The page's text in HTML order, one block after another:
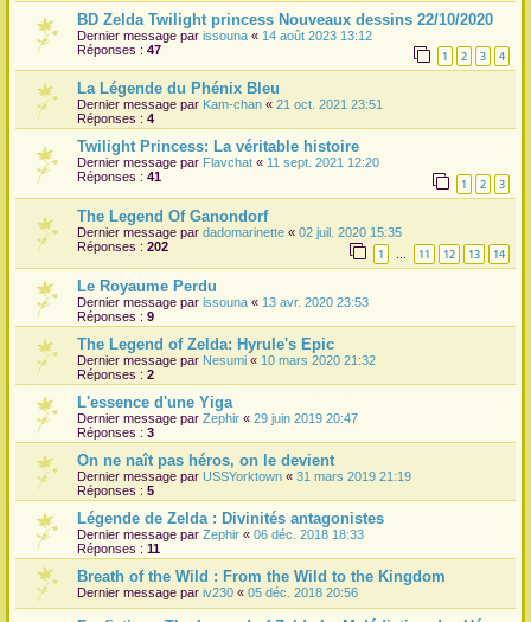
BD Zelda Twilight princess Nouveaux dessins 22/10/2020
Dernier message par issouna « 14 août 2023 13:12
Réponses : 47 1 2 3 4
La Légende du Phénix Bleu
Dernier message par Kam-chan « 21 oct. 2021 23:51
Réponses : 4
Twilight Princess: La véritable histoire
Dernier message par Flavchat « 11 sept. 2021 12:20
Réponses : 41 1 2 3
The Legend Of Ganondorf
Dernier message par dadomarinette « 02 juil. 2020 15:35
Réponses : 202 1 … 11 12 13 14
Le Royaume Perdu
Dernier message par issouna « 13 avr. 2020 23:53
Réponses : 9
The Legend of Zelda: Hyrule's Epic
Dernier message par Nesumi « 10 mars 2020 21:32
Réponses : 2
L'essence d'une Yiga
Dernier message par Zephir « 29 juin 2019 20:47
Réponses : 3
On ne naît pas héros, on le devient
Dernier message par USSYorktown « 31 mars 2019 21:19
Réponses : 5
Légende de Zelda : Divinités antagonistes
Dernier message par Zephir « 06 déc. 2018 18:33
Réponses : 11
Breath of the Wild : From the Wild to the Kingdom
Dernier message par iv230 « 05 déc. 2018 20:56